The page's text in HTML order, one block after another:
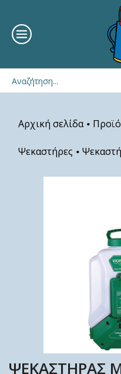
Αρχική σελίδα •
Ψεκαστήρες •
ΨΕΚΑΣΤΗΡΑΣ